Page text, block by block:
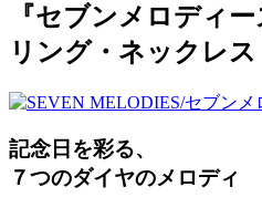
『セブンメロディ
リング・ネックレス
記念日を彩る、
７つのダイヤのメロディ